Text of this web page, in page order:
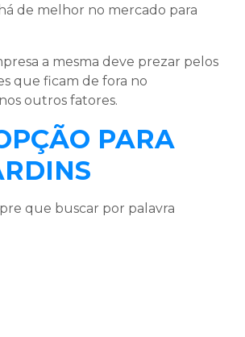
de melhor no mercado para
a mesma deve prezar pelos
que ficam de fora no
outros fatores.
PARA
que buscar por palavra